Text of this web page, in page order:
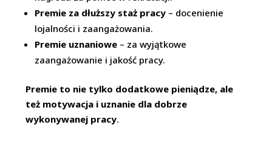
Premie za dłuższy staż pracy – docenienie
lojalności i zaangażowania.
Premie uznaniowe – za wyjątkowe
zaangażowanie i jakość pracy.
Premie to nie tylko dodatkowe pieniądze, ale
też motywacja i uznanie dla dobrze
wykonywanej pracy.